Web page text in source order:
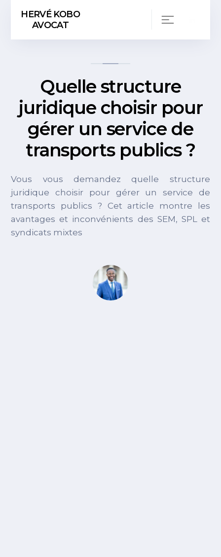
HERVÉ KOBO
AVOCAT
Quelle structure
juridique choisir pour
gérer un service de
transports publics ?
Vous vous demandez quelle structure
juridique choisir pour gérer un service de
transports publics ? Cet article montre les
avantages et inconvénients des SEM, SPL et
syndicats mixtes